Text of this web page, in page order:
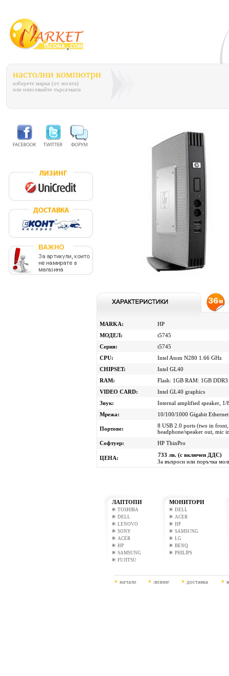
настолни компютри
изберете марка (от логата)
или използвайте търсачката
MARKA:
HP
МОДЕЛ:
t5745
Серия:
t5745
CPU:
Intel Atom N280 1.66 GHz
CHIPSET:
Intel GL40
RAM:
Flash: 1GB RAM: 1GB DDR3
VIDEO CARD:
Intel GL40 graphics
Звук:
Internal amplified speaker,
Мрежа:
10/100/1000 Gigabit Ethernet
Портове:
8 USB 2.0 ports (two in
headphone/speaker out, mic
Софтуер:
HP ThinPro
ЦЕНА:
733 лв. (с включен ДДС)
За въпроси или поръчка
ЛАПТОПИ
TOSHIBA
DELL
LENOVO
SONY
ACER
HP
SAMSUNG
FUJITSU
МОНИТОРИ
DELL
ACER
HP
SAMSUNG
LG
BENQ
PHILIPS
начало лизинг доставка